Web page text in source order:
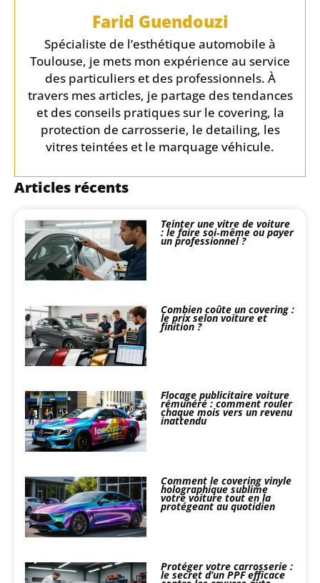
Farid Guendouzi
Spécialiste de l’esthétique automobile à
Toulouse, je mets mon expérience au service
des particuliers et des professionnels. À
travers mes articles, je partage des tendances
et des conseils pratiques sur le covering, la
protection de carrosserie, le detailing, les
vitres teintées et le marquage véhicule.
Articles récents
Teinter une vitre de voiture
: le faire soi‑même ou payer
un professionnel ?
Combien coûte un covering :
le prix selon voiture et
finition ?
Flocage publicitaire voiture
rémunéré : comment rouler
chaque mois vers un revenu
inattendu
Comment le covering vinyle
holographique sublime
votre voiture tout en la
protégeant au quotidien
Protéger votre carrosserie :
le secret d’un PPF efficace